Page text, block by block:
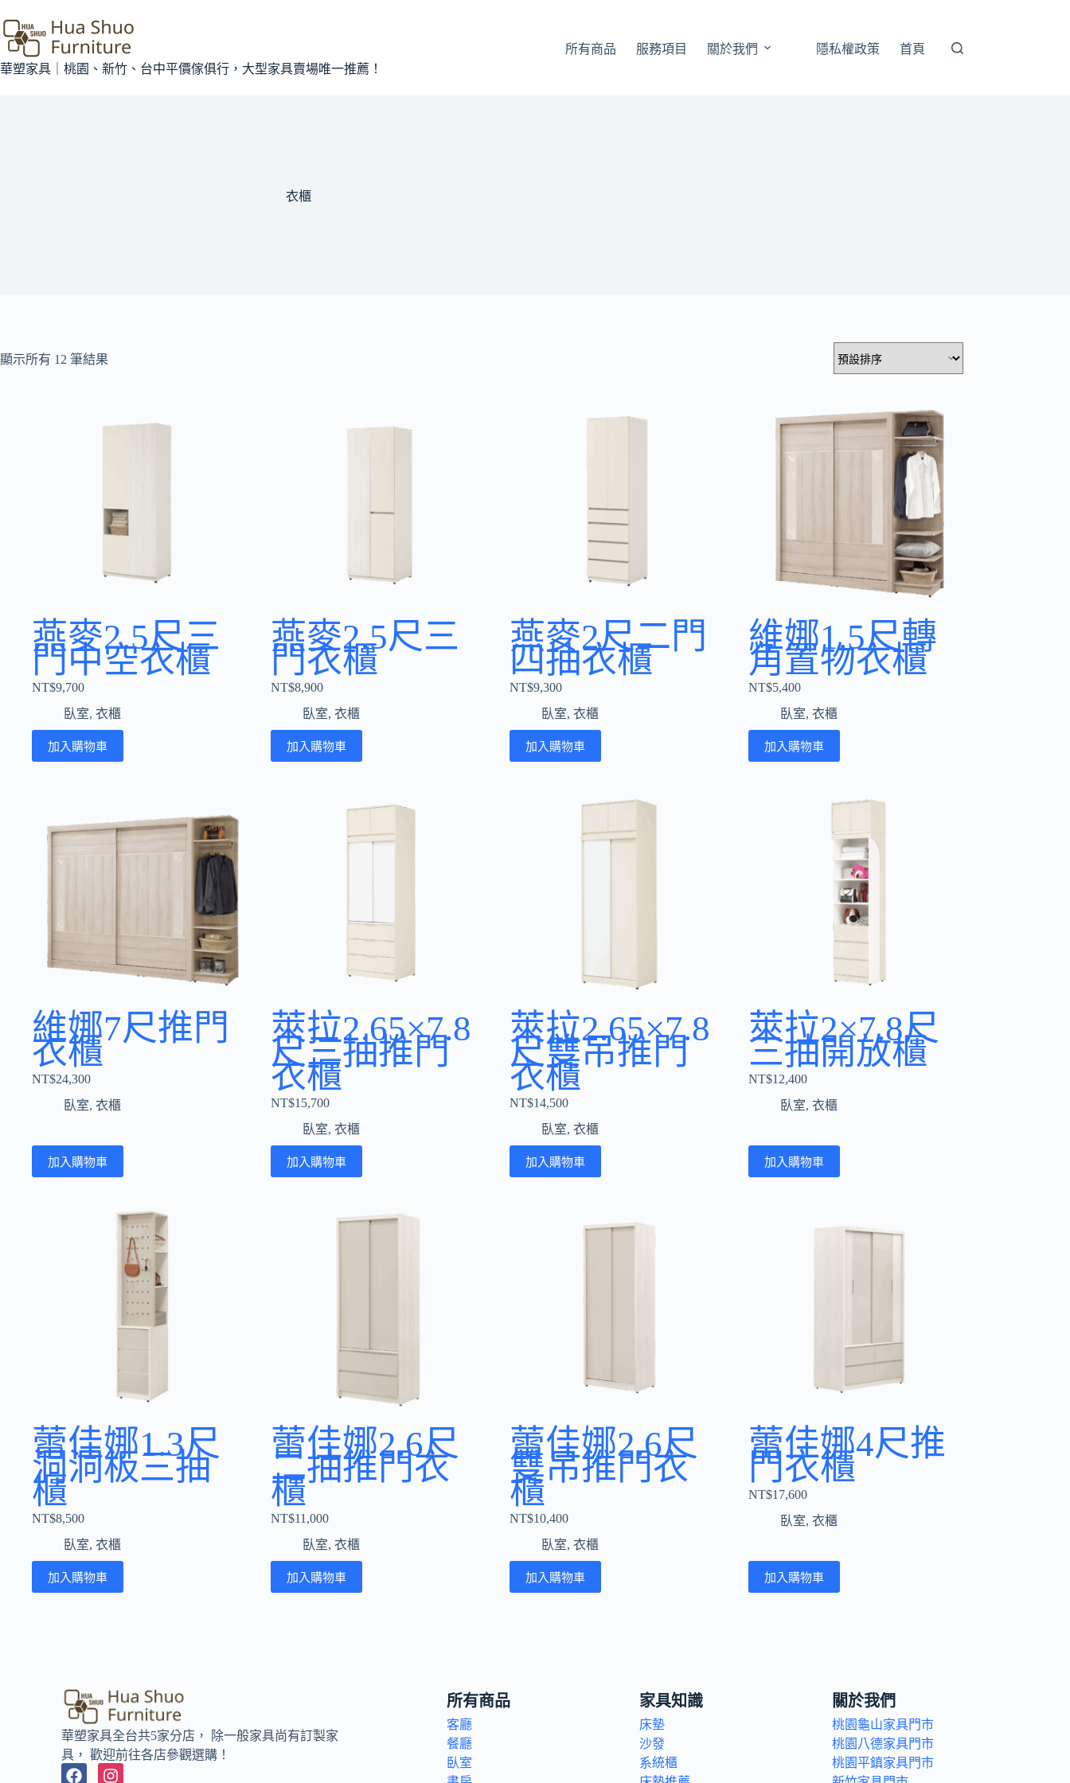
華塑家具｜桃園、新竹、台中平價傢俱行，大型家具賣場唯一推薦！
所有商品 服務項目 關於我們 隱私權政策 首頁
衣櫃
顯示所有 12 筆結果
燕麥2.5尺三
門中空衣櫃
NT$9,700
臥室, 衣櫃
加入購物車
燕麥2.5尺三
門衣櫃
NT$8,900
臥室, 衣櫃
加入購物車
燕麥2尺二門
四抽衣櫃
NT$9,300
臥室, 衣櫃
加入購物車
維娜1.5尺轉
角置物衣櫃
NT$5,400
臥室, 衣櫃
加入購物車
維娜7尺推門
衣櫃
NT$24,300
臥室, 衣櫃
加入購物車
萊拉2.65×7.8
尺三抽推門
衣櫃
NT$15,700
臥室, 衣櫃
加入購物車
萊拉2.65×7.8
尺雙吊推門
衣櫃
NT$14,500
臥室, 衣櫃
加入購物車
萊拉2×7.8尺
三抽開放櫃
NT$12,400
臥室, 衣櫃
加入購物車
蕾佳娜1.3尺
洞洞板三抽
櫃
NT$8,500
臥室, 衣櫃
加入購物車
蕾佳娜2.6尺
二抽推門衣
櫃
NT$11,000
臥室, 衣櫃
加入購物車
蕾佳娜2.6尺
雙吊推門衣
櫃
NT$10,400
臥室, 衣櫃
加入購物車
蕾佳娜4尺推
門衣櫃
NT$17,600
臥室, 衣櫃
加入購物車
華塑家具全台共5家分店， 除一般家具尚有訂製家
具， 歡迎前往各店參觀選購！
所有商品
客廳
餐廳
臥室
家具知識
床墊
沙發
系統櫃
關於我們
桃園龜山家具門市
桃園八德家具門市
桃園平鎮家具門市